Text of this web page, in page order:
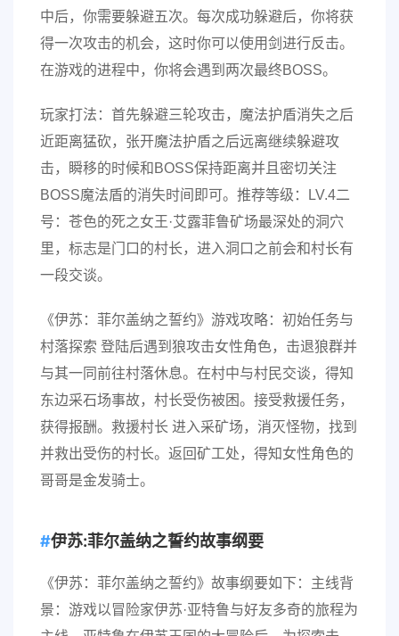
中后，你需要躲避五次。每次成功躲避后，你将获
得一次攻击的机会，这时你可以使用剑进行反击。
在游戏的进程中，你将会遇到两次最终BOSS。
玩家打法：首先躲避三轮攻击，魔法护盾消失之后
近距离猛砍，张开魔法护盾之后远离继续躲避攻
击，瞬移的时候和BOSS保持距离并且密切关注
BOSS魔法盾的消失时间即可。推荐等级：LV.4二
号：苍色的死之女王·艾露菲鲁矿场最深处的洞穴
里，标志是门口的村长，进入洞口之前会和村长有
一段交谈。
《伊苏：菲尔盖纳之誓约》游戏攻略：初始任务与
村落探索 登陆后遇到狼攻击女性角色，击退狼群并
与其一同前往村落休息。在村中与村民交谈，得知
东边采石场事故，村长受伤被困。接受救援任务，
获得报酬。救援村长 进入采矿场，消灭怪物，找到
并救出受伤的村长。返回矿工处，得知女性角色的
哥哥是金发骑士。
伊苏:菲尔盖纳之誓约故事纲要
《伊苏：菲尔盖纳之誓约》故事纲要如下：主线背
景：游戏以冒险家伊苏·亚特鲁与好友多奇的旅程为